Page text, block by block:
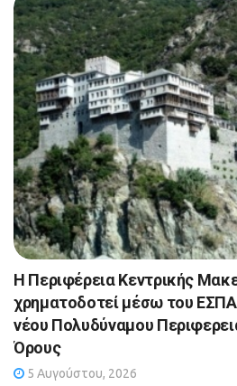
Η Περιφέρεια Κεντρικής
χρηματοδοτεί μέσω του ΕΣΠΑ
νέου Πολυδύναμου
Όρους
5 Αυγούστου, 2026